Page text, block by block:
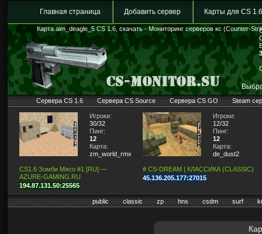
Главная страница Добавить сервер Карты для CS 1.6
Карта aim_deagle_5 CS 1.6, скачать - Мониторинг серверов кс (Counter-
Сервера CS 1.6 Сервера CS Source Сервера CS GO Steam
Игроки:
30/32
Пинг:
12
Карта:
zm_world_rmx_fixed
CS1.6 Зомби Мясо #1 [RU] —
AZURE-GAMING.RU
194.87.131.50:25565
Игроки:
12/32
Пинг:
12
Карта:
de_dust2
# CS-DREAM | КЛАССИКА (CLASSIC)
45.136.205.177:27015
public classic zp hns csdm surf